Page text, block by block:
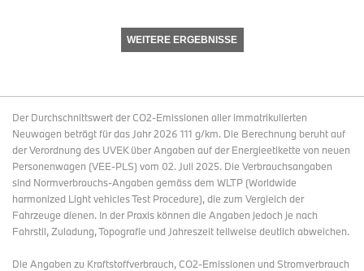
WEITERE ERGEBNISSE
Der Durchschnittswert der CO2-Emissionen aller immatrikulierten
Neuwagen beträgt für das Jahr 2026 111 g/km. Die Berechnung beruht auf
der Verordnung des UVEK über Angaben auf der Energieetikette von neuen
Personenwagen (VEE-PLS) vom 02. Juli 2025. Die Verbrauchsangaben
sind Normverbrauchs-Angaben gemäss dem WLTP (Worldwide
harmonized Light vehicles Test Procedure), die zum Vergleich der
Fahrzeuge dienen. In der Praxis können die Angaben jedoch je nach
Fahrstil, Zuladung, Topografie und Jahreszeit teilweise deutlich abweichen.
Die Angaben zu Kraftstoffverbrauch, CO2-Emissionen und Stromverbrauch